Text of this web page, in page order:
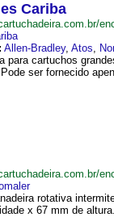
Cariba
Allen-Bradley, Atos,
para cartuchos
ser fornecido
rotativa
x 67 mm de